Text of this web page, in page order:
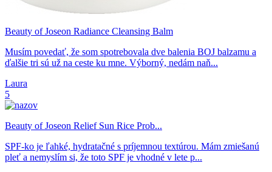
Beauty of Joseon Radiance Cleansing Balm
Musím povedať, že som spotrebovala dve balenia BOJ balzamu a
ďalšie tri sú už na ceste ku mne. Výborný, nedám naň...
Laura
5
Beauty of Joseon Relief Sun Rice Prob...
SPF-ko je ľahké, hydratačné s príjemnou textúrou. Mám zmiešanú
pleť a nemyslím si, že toto SPF je vhodné v lete p...